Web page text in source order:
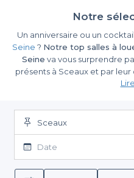
Notre
Un anniversaire ou un
Seine ? Notre top salles à
Seine va vous surprendre
présents à Sceaux et par leur
meilleures salles à louer à
cadre cosy, contemporain
choisir le lieu qui convient le
un espace extérieur,
un patio ou un parc pour
d’une réception de mariage,
Sceaux
Date